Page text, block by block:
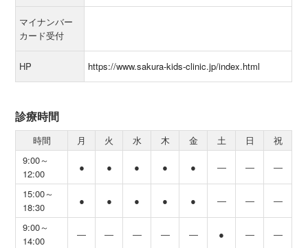
マイナンバー
カード受付
HP https://www.sakura-kids-clinic.jp/index.html
診療時間
時間 月 火 水 木 金 土 日
祝
9:00～
12:00
● ● ● ● ● ― ― ―
15:00～
18:30
● ● ● ● ● ― ― ―
9:00～
14:00
― ― ― ― ― ● ― ―